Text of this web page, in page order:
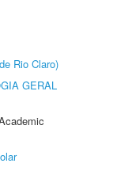
Rio Claro)
GERAL